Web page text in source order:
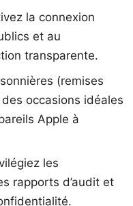
la connexion
et au
transparente.
(remises
occasions idéales
Apple à
les
rapports d’audit et